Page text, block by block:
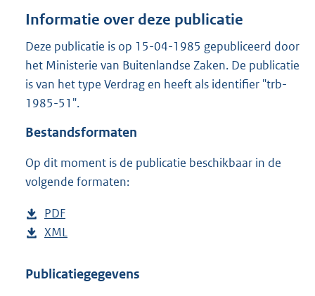
t
e
:
1
Informatie over deze publicatie
Deze publicatie is op 15-04-1985 gepubliceerd door
het Ministerie van Buitenlandse Zaken. De publicatie
is van het type Verdrag en heeft als identifier "trb-
1985-51".
Bestandsformaten
Op dit moment is de publicatie beschikbaar in de
volgende formaten:
D
o
n
PDF
e
t
D
w
XML
s
Publicatiegegevens